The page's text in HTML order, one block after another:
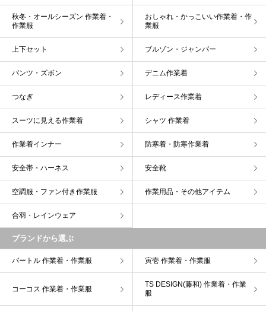
秋冬・オールシーズン 作業着・
作業服
おしゃれ・かっこいい作業着・作
業服
上下セット ブルゾン・ジャンパー
パンツ・ズボン デニム作業着
つなぎ レディース作業着
スーツに見える作業着 シャツ 作業着
作業着インナー 防寒着・防寒作業着
安全帯・ハーネス 安全靴
空調服・ファン付き作業服 作業用品・その他アイテム
合羽・レインウェア
ブランドから選ぶ
バートル 作業着・作業服 寅壱 作業着・作業服
コーコス 作業着・作業服
TS DESIGN(藤和) 作業着・作業
服